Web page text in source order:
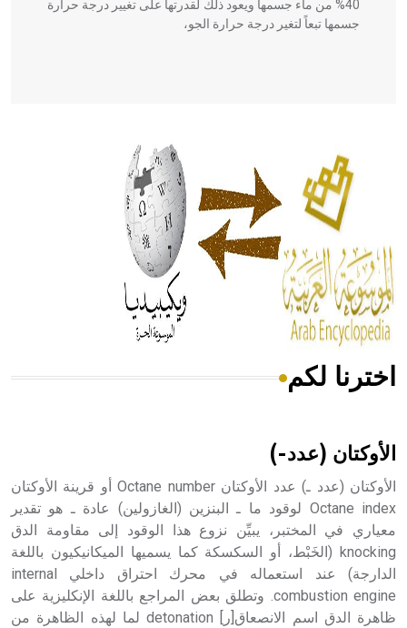
40% من ماء جسمها ويعود ذلك لقدرتها على تغيير درجة حرارة
جسمها تبعاً لتغير درجة حرارة الجو،
الحكم، الأدلة، تنظيم التغذية، ورسالته في جروح الرأس. ويعود
له الفضل بأنه حرر الطب من الدين والفلسفة.
- هل تعلم أن المرجان إفراز حيواني يتكون في البحر ويتركب
من مادة كربونات الكلسيوم، وهو أحمر أو شديد الحمرة وهو
أجود أنواعه، ويمتاز بكبر الحجم ويسمى الش
هل تعلم أن الأبسيد كلمة فرنسية اللفظ تم اعتمادها مصطلحاً
- هل تعلم أن أبجر Abgar اسم معروف جيداً يعود إلى عدد من
الملوك الذين حكموا مدينة إديسا (الرها) من أبجر الأول وحتى
التاسع، وهم ينتسبون إلى أسرة أوسروين
اخترنا لكم
الأوكتان (عدد-)
الأوكتان (عدد ـ) عدد الأوكتان Octane number أو قرينة الأوكتان
Octane index لوقود ما ـ البنزين (الغازولين) عادة ـ هو تقدير
معياري في المختبر، يبيِّن نزوع هذا الوقود إلى مقاومة الدق
knocking (الخَبْط، أو السكسكة كما يسميها الميكانيكيون باللغة
الدارجة) عند استعماله في محرك احتراق داخلي internal
combustion engine. وتطلق بعض المراجع باللغة الإنكليزية على
ظاهرة الدق اسم الانصعاق[ر] detonation لما لهذه الظاهرة من